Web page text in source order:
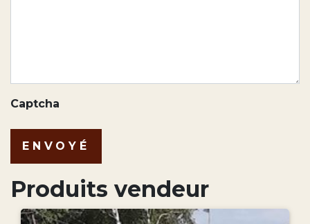
Captcha
ENVOYÉ
Produits vendeur